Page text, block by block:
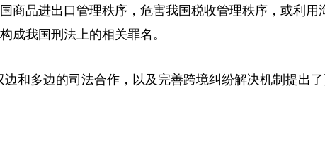
商品进出口管理秩序，危害我国税收管理秩序，或利用
成我国刑法上的相关罪名。
多边的司法合作，以及完善跨境纠纷解决机制提出了